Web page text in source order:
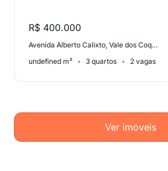
R$ 400.000
Avenida Alberto Calixto, Vale dos Coqueiros
undefined m²
3 quartos 2 vagas
Ver imóveis